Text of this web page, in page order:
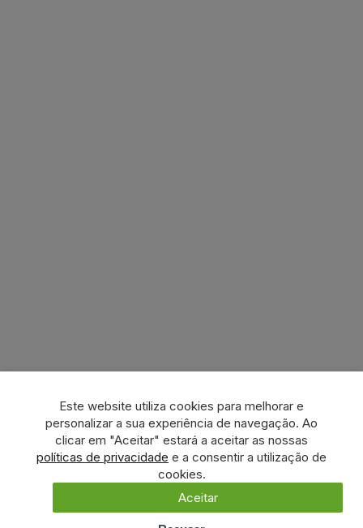
Este website utiliza cookies para melhorar e
personalizar a sua experiência de navegação. Ao
clicar em "Aceitar" estará a aceitar as nossas
políticas de privacidade e a consentir a utilização de
cookies.
Aceitar